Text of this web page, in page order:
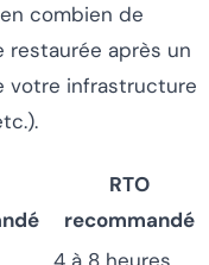
combien de
après un
votre infrastructure
RTO
recommandé